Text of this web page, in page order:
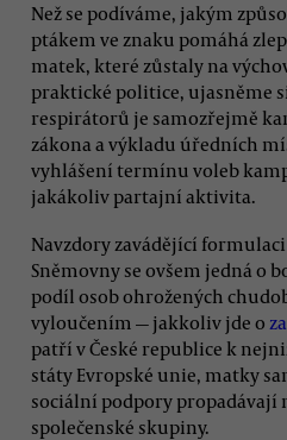
Než se podíváme, jakým
ptákem ve znaku pomáhá
matek, které zůstaly na
praktické politice, ujasněme
respirátorů je samozřejmě
zákona a výkladu úředních
vyhlášení termínu voleb
jakákoliv partajní aktivita.
Navzdory zavádějící
Sněmovny se ovšem jedná o
podíl osob ohrožených
vyloučením — jakkoliv jde o
patří v České republice k
státy Evropské unie, matky
sociální podpory propadávají
společenské skupiny.